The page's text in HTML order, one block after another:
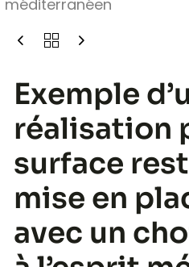
méditerranéen
Exemple
réalisation
surface
mise en
avec un